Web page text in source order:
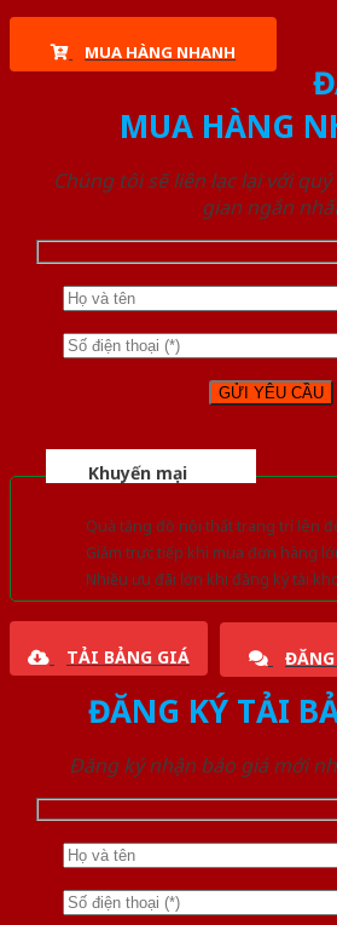
MUA HÀNG NHANH
MUA HÀNG
Chúng tôi sẽ liên lạc lại với
gian ngắn
Khuyến mại
Quà tặng đồ nội thất trang trí lên
Giảm trực tiếp khi mua đơn hàng
Nhiều ưu đãi lớn khi đăng ký tài
TẢI BẢNG GIÁ
ĐĂNG KÝ TẢI
Đăng ký nhận báo giá mới